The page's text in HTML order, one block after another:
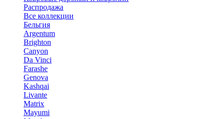
Распродажа
Все коллекции
Бельгия
Argentum
Brighton
Canyon
Da Vinci
Farashe
Genova
Kashqai
Livante
Matrix
Mayumi